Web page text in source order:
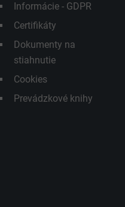
Informácie - GDPR
Certifikáty
Dokumenty na
stiahnutie
Cookies
Prevádzkové knihy